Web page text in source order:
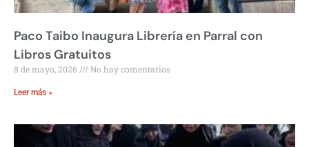
Paco Taibo Inaugura Librería en Parral con
Libros Gratuitos
8 de mayo, 2026 No hay comentarios
Leer más »